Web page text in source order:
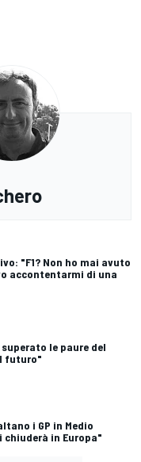
"F1? Non ho mai avuto
accontentarmi di una
le paure del
futuro"
i GP in Medio
chiuderà in Europa"